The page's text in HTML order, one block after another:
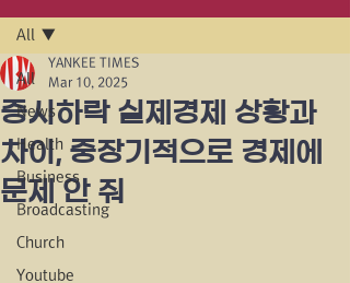
All
News
Health
Business
Broadcasting
Church
Youtube
All
증시하락 실제경제 상황과
차이, 중장기적으로 경제에
문제 안 줘
YANKEE TIMES
Mar 10, 2025